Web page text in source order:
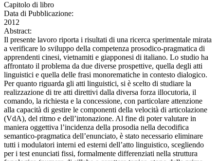
Capitolo di libro
Data di Pubblicazione:
2012
Abstract:
Il presente lavoro riporta i risultati di una ricerca sperimentale mirata
a verificare lo sviluppo della competenza prosodico-pragmatica di
apprendenti cinesi, vietnamiti e giapponesi di italiano. Lo studio ha
affrontato il problema da due diverse prospettive, quella degli atti
linguistici e quella delle frasi monorematiche in contesto dialogico.
Per quanto riguarda gli atti linguistici, si è scelto di studiare la
realizzazione di tre atti direttivi dalla diversa forza illocutoria, il
comando, la richiesta e la concessione, con particolare attenzione
alla capacità di gestire le componenti della velocità di articolazione
(VdA), del ritmo e dell’intonazione. Al fine di poter valutare in
maniera oggettiva l’incidenza della prosodia nella decodifica
semantico-pragmatica dell’enunciato, è stato necessario eliminare
tutti i modulatori interni ed esterni dell’atto linguistico, scegliendo
per i test enunciati fissi, formalmente differenziati nella struttura